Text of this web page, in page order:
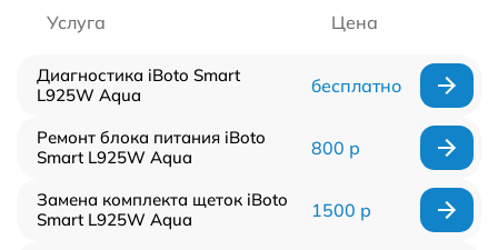
Услуга Цена
Диагностика iBoto Smart
L925W Aqua
бесплатно
Ремонт блока питания iBoto
Smart L925W Aqua
800 р
Замена комплекта щеток iBoto
Smart L925W Aqua
1500 р